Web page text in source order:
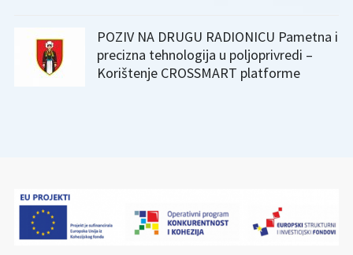
POZIV NA DRUGU RADIONICU Pametna i
precizna tehnologija u poljoprivredi –
Korištenje CROSSMART platforme